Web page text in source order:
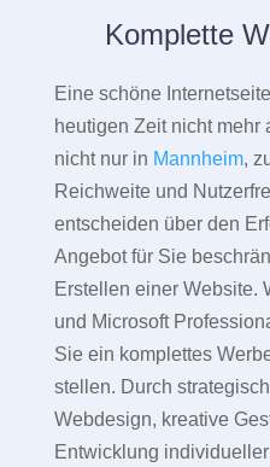
Komplette
Eine schöne
heutigen Zeit nicht mehr
nicht nur in Mannheim,
Reichweite und
entscheiden über den
Angebot für Sie
Erstellen einer Website.
und Microsoft
Sie ein komplettes
stellen. Durch
Webdesign, kreative
Entwicklung individueller